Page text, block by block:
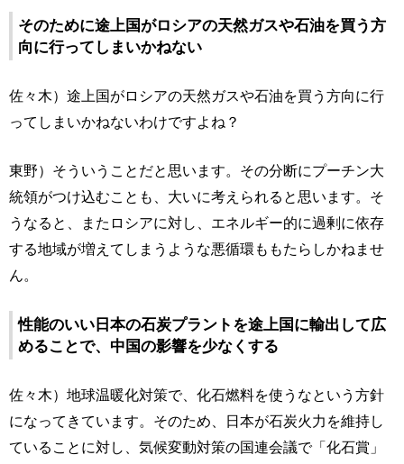
そのために途上国がロシアの天然ガスや石油を買う方
向に行ってしまいかねない
佐々木）途上国がロシアの天然ガスや石油を買う方向に行
ってしまいかねないわけですよね？
東野）そういうことだと思います。その分断にプーチン大
統領がつけ込むことも、大いに考えられると思います。そ
うなると、またロシアに対し、エネルギー的に過剰に依存
する地域が増えてしまうような悪循環ももたらしかねませ
ん。
性能のいい日本の石炭プラントを途上国に輸出して広
めることで、中国の影響を少なくする
佐々木）地球温暖化対策で、化石燃料を使うなという方針
になってきています。そのため、日本が石炭火力を維持し
ていることに対し、気候変動対策の国連会議で「化石賞」